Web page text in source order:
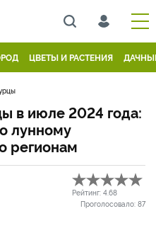
ЦВЕТЫ И РАСТЕНИЯ
в июле 2024 года:
лунному
регионам
Рейтинг: 4.68
Проголосовало: 87